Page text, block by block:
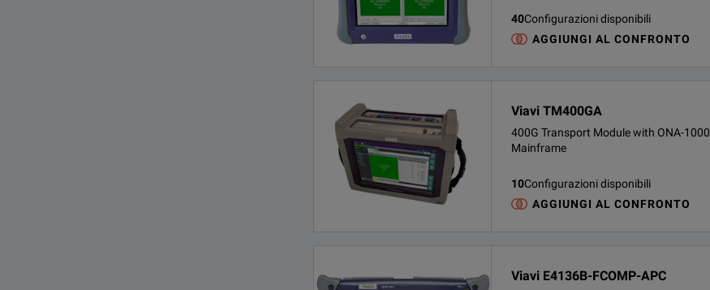
40Configurazioni disponibili
AGGIUNGI AL CONFRONTO
Viavi TM400GA
400G Transport Module with ONA-1000
Mainframe
10Configurazioni disponibili
AGGIUNGI AL CONFRONTO
Viavi E4136B-FCOMP-APC